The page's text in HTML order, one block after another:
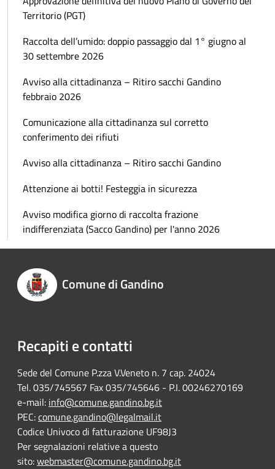
Territorio (PGT)
Raccolta dell’umido: doppio passaggio dal 1° giugno al
30 settembre 2026
Avviso alla cittadinanza – Ritiro sacchi Gandino
febbraio 2026
Comunicazione alla cittadinanza sul corretto
conferimento dei rifiuti
Avviso alla cittadinanza – Ritiro sacchi Gandino
Attenzione ai botti! Festeggia in sicurezza
Avviso modifica giorno di raccolta frazione
indifferenziata (Sacco Gandino) per l'anno 2026
Comune di Gandino
Recapiti e contatti
Sede del Comune P.zza V.Veneto n. 7 cap. 24024
Tel. 035/745567 Fax 035/745646 - P.I. 00246270169
e-mail: info@comune.gandino.bg.it
PEC:comune.gandino@legalmail.it
Codice Univoco di fatturazione UF98J3
Per segnalazioni relative a questo
sito:webmaster@comune.gandino.bg.it